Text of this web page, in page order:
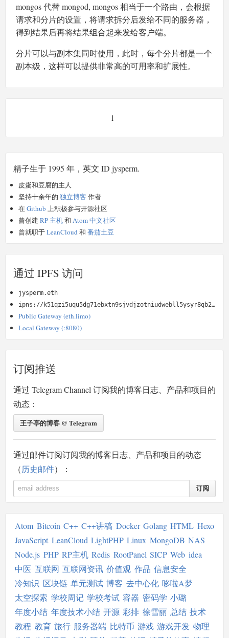
mongos 代替 mongod, mongos 相当于一个路由，会根据
请求和分片的设置，将请求拆分后发给不同的服务器，
得到结果后再将结果组合起来发给客户端。
分片可以与副本集同时使用，此时，每个分片都是一个
副本级，这样可以提供非常高的可用率和扩展性。
1
精子生于 1995 年，英文 ID jysperm.
皮蛋和豆腐的主人
坚持十余年的 独立博客 作者
在Github 上积极参与开源社区
曾创建 RP 主机和 Atom 中文社区
曾就职于LeanCloud 和 番茄土豆
通过 IPFS 访问
jysperm.eth
ipns://k51qzi5uqu5dg71ebxtn9sjvdjzotniudwebll5ysyr8qb2kz4oimyydvu9n5u
Public Gateway (eth.limo)
Local Gateway (:8080)
订阅推送
通过 Telegram Channel 订阅我的博客日志、产品和项目的
动态：
王子亭的博客 @ Telegram
通过邮件订阅订阅我的博客日志、产品和项目的动态
（历史邮件）：
订阅
Atom Bitcoin C++ C++讲稿 Docker Golang HTML Hexo
JavaScript LeanCloud LightPHP Linux MongoDB NAS
Node.js PHP RP主机 Redis RootPanel SICP Web idea
中医 互联网 互联网资讯 价值观 作品 信息安全
冷知识 区块链 单元测试 博客 去中心化 哆啦A梦
太空探索 学校周记 学校考试 容器 密码学 小璐
年度小结 年度技术小结 开源 彩排 徐雪丽 总结 技术
教程 教育 旅行 服务器端 比特币 游戏 游戏开发 物理